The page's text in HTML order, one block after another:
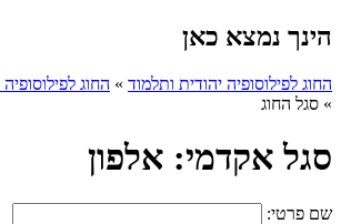
הינך נמצא כאן
החוג לפילוסופיה יהודית ותלמוד » החוג
» סגל החוג
סגל אקדמי: אלפון
שם פרטי: